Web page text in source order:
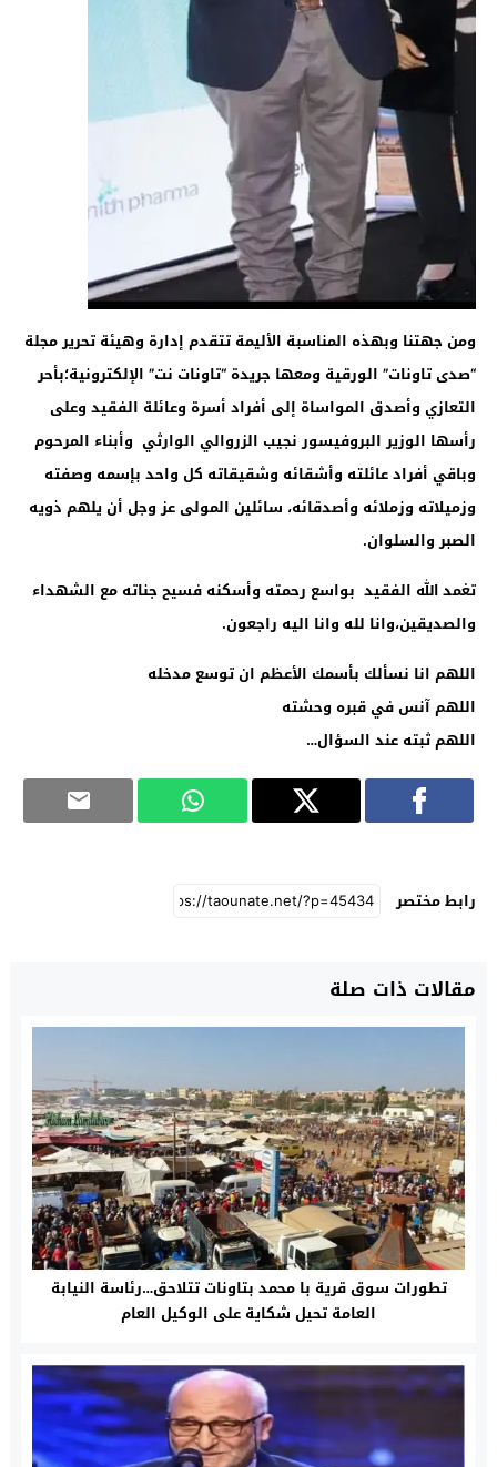
ومن جهتنا وبهذه المناسبة الأليمة تتقدم إدارة وهيئة تحرير مجلة
“صدى تاونات” الورقية ومعها جريدة “تاونات نت” الإلكترونية؛بأحر
التعازي وأصدق المواساة إلى أفراد أسرة وعائلة الفقيد وعلى
رأسها الوزير البروفيسور نجيب الزروالي الوارثي وأبناء المرحوم
وباقي أفراد عائلته وأشقائه وشقيقاته كل واحد بإسمه وصفته
وزميلاته وزملائه وأصدقائه، سائلين المولى عز وجل أن يلهم ذويه
الصبر والسلوان.
تغمد الله الفقيد بواسع رحمته وأسكنه فسيح جناته مع الشهداء
والصديقين،وانا لله وانا اليه راجعون.
اللهم انا نسألك بأسمك الأعظم ان توسع مدخله
اللهم آنس في قبره وحشته
اللهم ثبته عند السؤال…
رابط مختصر
مقالات ذات صلة
تطورات سوق قرية با محمد بتاونات تتلاحق…رئاسة النيابة
العامة تحيل شكاية على الوكيل العام